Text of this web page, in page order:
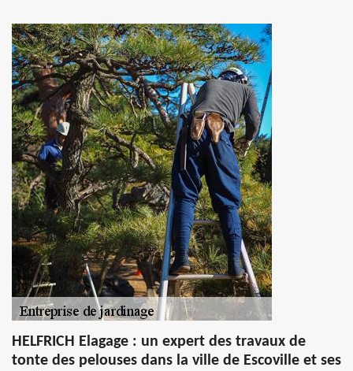
HELFRICH Elagage : un expert des travaux de
tonte des pelouses dans la ville de Escoville et ses